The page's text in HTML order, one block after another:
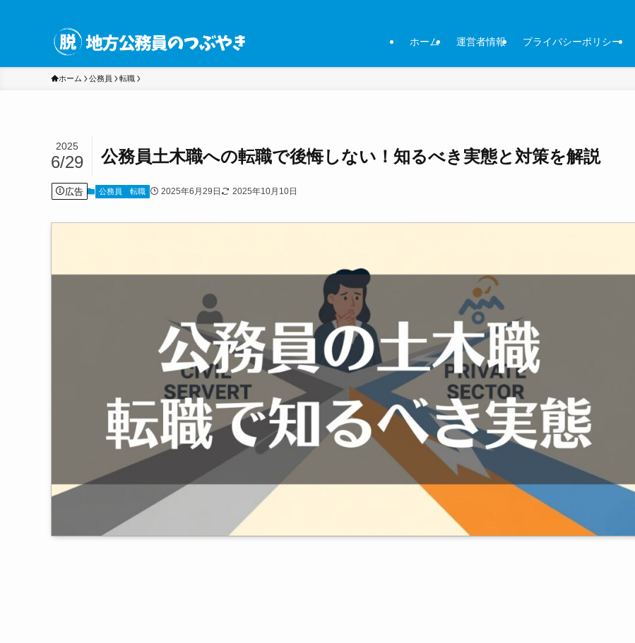
ホーム 運営者情報 プライバシーポリシー
ホーム 公務員 転職
公務員土木職への転職で後悔しない！知るべき実態と対策を解説
2025
6/29
広告 公務員 転職 2025年6月29日 2025年10月10日